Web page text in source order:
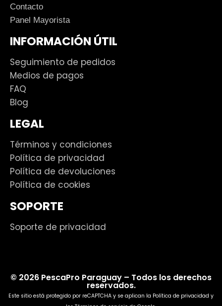
Contacto
Panel Mayorista
INFORMACIÓN ÚTIL
Seguimiento de pedidos
Medios de pagos
FAQ
Blog
LEGAL
Términos y condiciones
Política de privacidad
Política de devoluciones
Política de cookies
SOPORTE
Soporte de privacidad
© 2026 PescaPro Paraguay – Todos los derechos
reservados.
Este sitio está protegido por reCAPTCHA y se aplican la Política de privacidad y